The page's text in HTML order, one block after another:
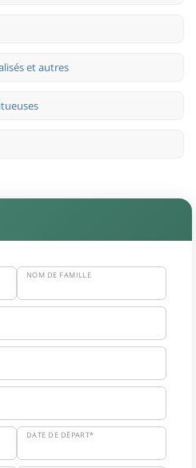
et autres
NOM DE FAMILLE
DATE DE DÉPART*